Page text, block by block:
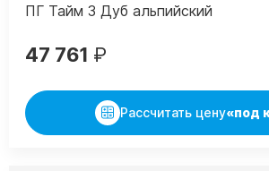
ПГ Тайм 3 Дуб альпийский
47 761 ₽
Рассчитать цену«под